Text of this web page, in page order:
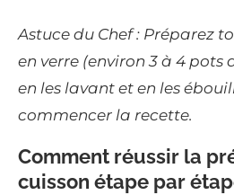
Astuce du Chef : Préparez
en verre (environ 3 à 4
en les lavant et en les
commencer la recette.
Comment réussir la
cuisson étape par